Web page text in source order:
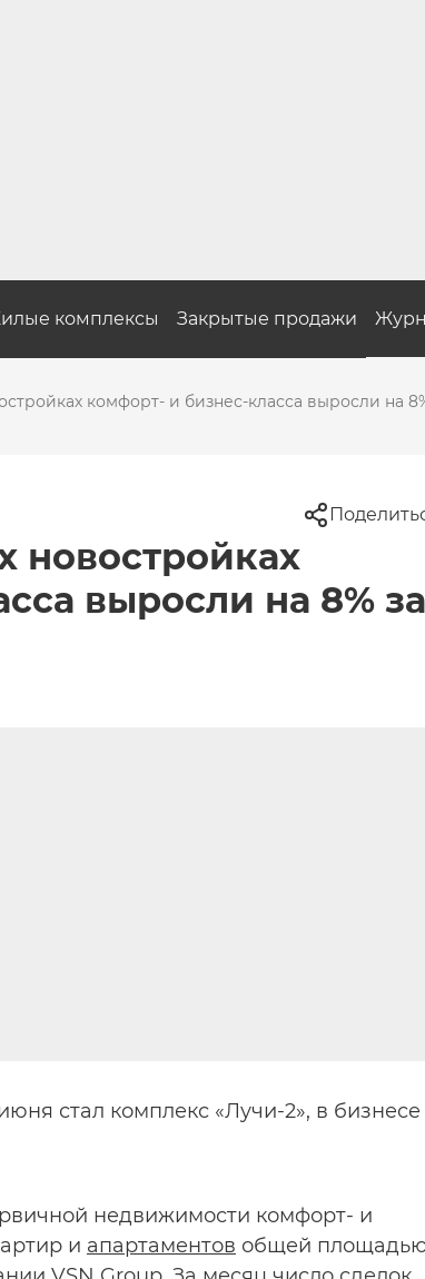
комплексы Закрытые продажи
комфорт- и бизнес-класса выросли на
новостройках
выросли на 8% за
стал комплекс «Лучи-2», в бизнесе
недвижимости комфорт- и
и апартаментов общей